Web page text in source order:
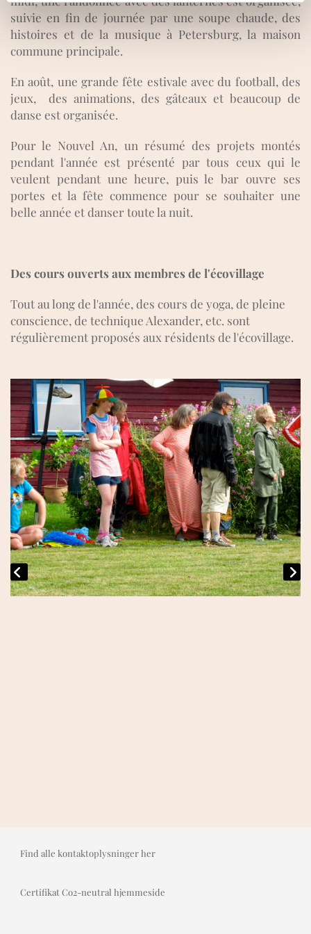
suivie en fin de journée par une soupe chaude, des
histoires et de la musique à Petersburg, la maison
commune principale.
En août, une grande fête estivale avec du football, des
jeux,
des animations, des gâteaux et beaucoup de
danse est organisée.
Pour le Nouvel An, un résumé des projets montés
pendant l'année est présenté par tous ceux qui le
veulent pendant une heure, puis le bar ouvre ses
portes et la fête commence pour se souhaiter une
belle année et danser toute la nuit.
Des cours ouverts aux membres de l'écovillage
Tout au long de l'année, des cours de yoga, de pleine
conscience, de technique Alexander, etc. sont
régulièrement proposés aux résidents de l'écovillage.
Find alle kontaktoplysninger her
Certifikat Co2-neutral hjemmeside